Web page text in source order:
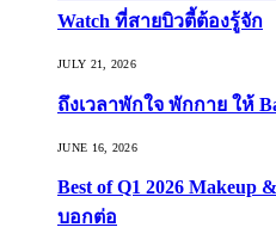
Watch ที่สายบิวตี้ต้องรู้จัก
JULY 21, 2026
ถึงเวลาพักใจ พักกาย ให้
JUNE 16, 2026
Best of Q1 2026
บอกต่อ